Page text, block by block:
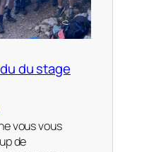
du stage
vous vous
de